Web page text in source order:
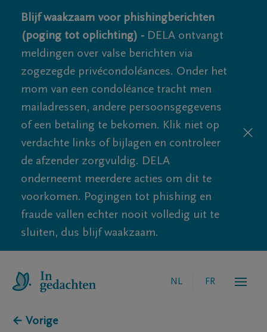
Blijf waakzaam voor phishingberichten
(poging tot oplichting) - DELA ontvangt
meldingen over valse berichten via
zogezegde privécondoléances. Onder het
mom van een condoléance tracht men
mailadressen, andere persoonsgegevens
of een betaling te bekomen. Klik niet op
verdachte links of bijlagen en controleer
de afzender zorgvuldig. DELA
onderneemt meerdere acties om dit te
voorkomen. Pogingen tot phishing en
fraude vallen echter nooit volledig uit te
sluiten, dus blijf waakzaam.
NL FR
← Vorige